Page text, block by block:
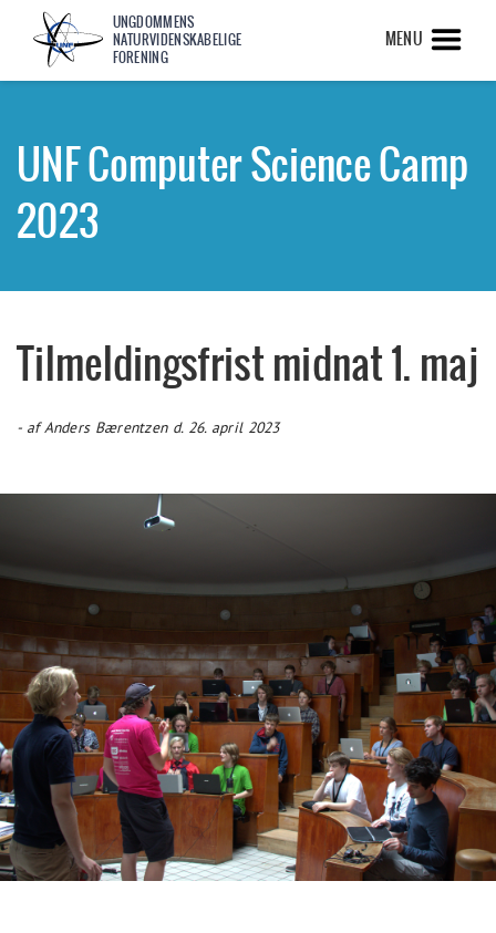
UNGDOMMENS
NATURVIDENSKABELIGE
FORENING
MENU
UNF Computer Science Camp
2023
Tilmeldingsfrist midnat 1. maj
- af Anders Bærentzen d. 26. april 2023